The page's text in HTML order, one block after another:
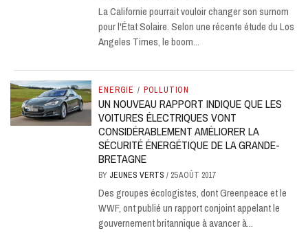
La Californie pourrait vouloir changer son surnom
pour l'État Solaire. Selon une récente étude du Los
Angeles Times, le boom...
ENERGIE / POLLUTION
UN NOUVEAU RAPPORT INDIQUE QUE LES
VOITURES ÉLECTRIQUES VONT
CONSIDÉRABLEMENT AMÉLIORER LA
SÉCURITÉ ÉNERGÉTIQUE DE LA GRANDE-
BRETAGNE
BY JEUNES VERTS/ 25 AOÛT 2017
Des groupes écologistes, dont Greenpeace et le
WWF, ont publié un rapport conjoint appelant le
gouvernement britannique à avancer à...